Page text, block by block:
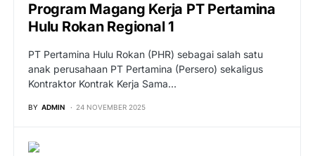
Program Magang Kerja PT Pertamina
Hulu Rokan Regional 1
PT Pertamina Hulu Rokan (PHR) sebagai salah satu
anak perusahaan PT Pertamina (Persero) sekaligus
Kontraktor Kontrak Kerja Sama…
BY ADMIN 24 NOVEMBER 2025